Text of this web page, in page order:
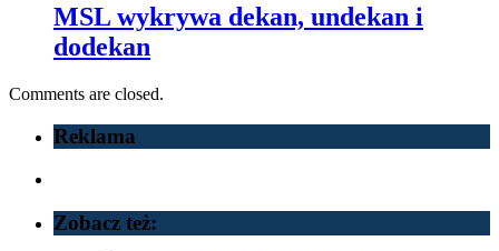
MSL wykrywa dekan, undekan i
dodekan
Comments are closed.
Reklama
Zobacz też: